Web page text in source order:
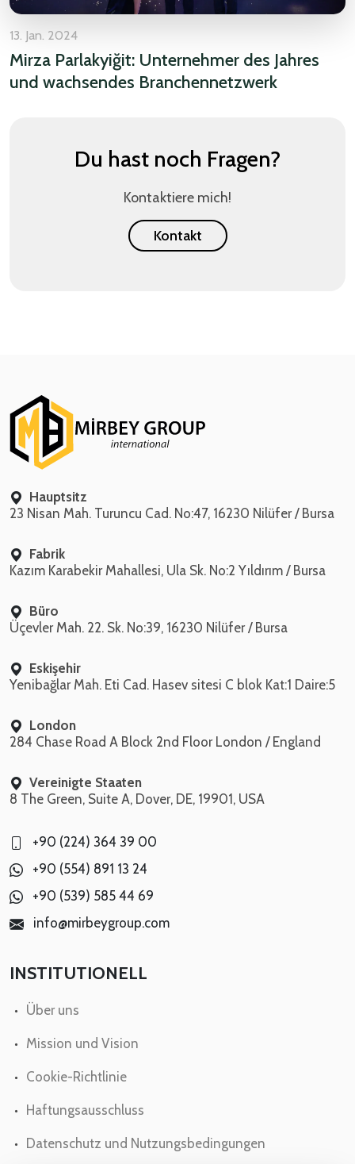
13. Jan. 2024
Mirza Parlakyiğit: Unternehmer des Jahres
und wachsendes Branchennetzwerk
Du hast noch Fragen?
Kontaktiere mich!
Kontakt
Hauptsitz
23 Nisan Mah. Turuncu Cad. No:47, 16230 Nilüfer / Bursa
Fabrik
Kazım Karabekir Mahallesi, Ula Sk. No:2 Yıldırım / Bursa
Büro
Üçevler Mah. 22. Sk. No:39, 16230 Nilüfer / Bursa
Eskişehir
Yenibağlar Mah. Eti Cad. Hasev sitesi C blok Kat:1 Daire:5
London
284 Chase Road A Block 2nd Floor London / England
Vereinigte Staaten
8 The Green, Suite A, Dover, DE, 19901, USA
+90 (224) 364 39 00
+90 (554) 891 13 24
+90 (539) 585 44 69
info@mirbeygroup.com
INSTITUTIONELL
Über uns
Mission und Vision
Cookie-Richtlinie
Haftungsausschluss
Datenschutz und Nutzungsbedingungen